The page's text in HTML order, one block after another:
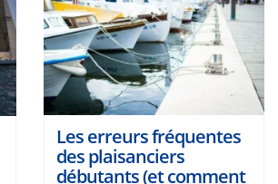
Les erreurs fréquentes
des plaisanciers
débutants (et comment